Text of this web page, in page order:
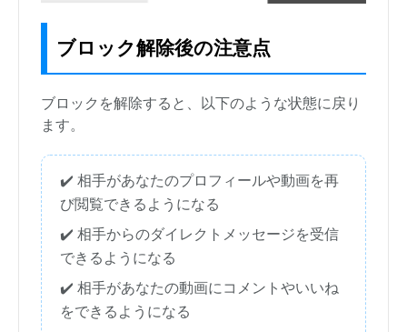
ブロック解除後の注意点
ブロックを解除すると、以下のような状態に戻り
ます。
✔️ 相手があなたのプロフィールや動画を再
び閲覧できるようになる
✔️ 相手からのダイレクトメッセージを受信
できるようになる
✔️ 相手があなたの動画にコメントやいいね
をできるようになる